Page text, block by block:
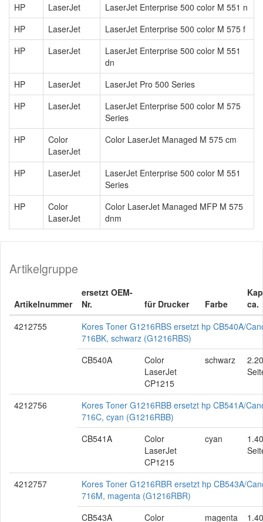
HP
LaserJet
LaserJet Enterprise 500 color M 551 n
HP
LaserJet
LaserJet Enterprise 500 color M 575 f
HP
LaserJet
LaserJet Enterprise 500 color M 551
dn
HP
LaserJet
LaserJet Pro 500 Series
HP
LaserJet
LaserJet Enterprise 500 color M 575
Series
HP
Color
LaserJet
Color LaserJet Managed M 575 cm
HP LaserJet
LaserJet Enterprise 500 color M 551
Series
HP
Color
LaserJet
Color LaserJet Managed MFP M 575
dnm
Artikelgruppe
Artikelnummer
ersetzt OEM-
Nr.
für Drucker Farbe
ca.
4212755
Kores Toner G1216RBS ersetzt hp CB540A/
716BK, schwarz (G1216RBS)
CB540A
Color
LaserJet
CP1215
schwarz
4212756
Kores Toner G1216RBB ersetzt hp CB541A/
716C, cyan (G1216RBB)
CB541A
Color
LaserJet
CP1215
cyan
4212757
Kores Toner G1216RBR ersetzt hp CB543A/
716M, magenta (G1216RBR)
CB543A
Color magenta